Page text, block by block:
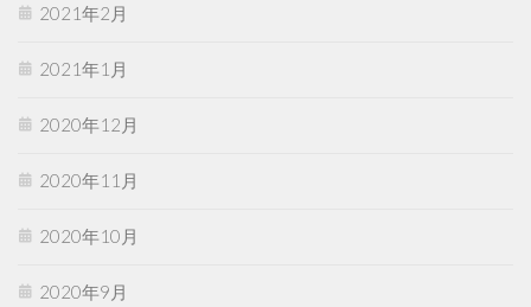
2021年2月
2021年1月
2020年12月
2020年11月
2020年10月
2020年9月